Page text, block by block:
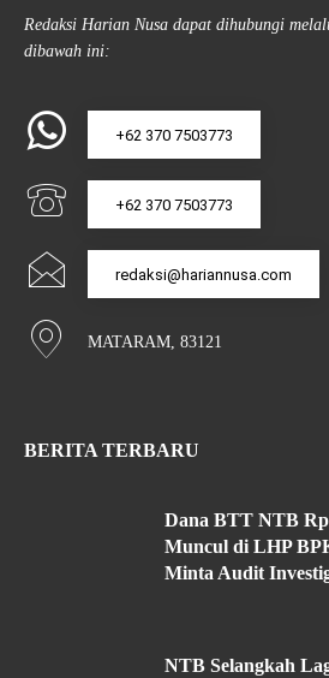
Redaksi Harian Nusa dapat dihubungi
dibawah ini:
+62 370 7503773
+62 370 7503773
redaksi@hariannusa.com
MATARAM, 83121
BERITA TERBARU
Dana BTT NTB
Muncul di LHP
Minta Audit
NTB Selangkah